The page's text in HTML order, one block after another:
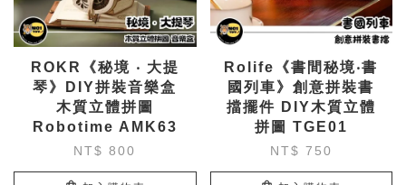
ROKR《秘境 ‧ 大提
琴》DIY拼裝音樂盒
木質立體拼圖
Robotime AMK63
NT$ 800
Rolife《書間秘境‧書
國列車》創意拼裝書
擋擺件 DIY木質立體
拼圖 TGE01
NT$ 750